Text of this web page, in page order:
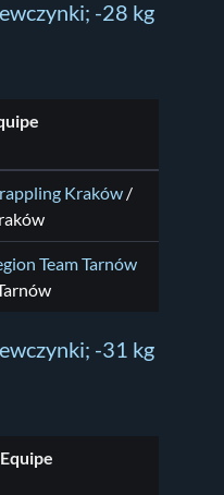
-28 kg
Kraków /
Team Tarnów
-31 kg
Equipe